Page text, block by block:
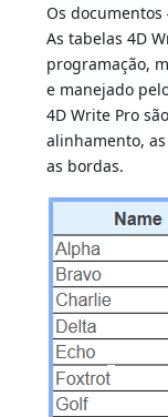
Os
As tabelas 4D
programação,
e manejado
4D Write Pro
alinhamento,
as bordas.